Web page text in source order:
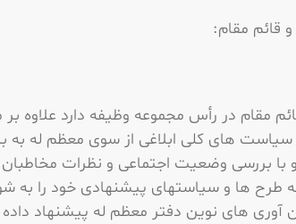
قائم مقام:
مقام در رأس مجموعه وظیفه دارد علاوه
سیاست های کلی ابلاغی از سوی معظم له به
با بررسی وضعیت اجتماعی و نظرات مخاطبان
طرح ها و سیاستهای پیشنهادی خود را به
آوری های نوین دفتر معظم له پیشنهاد داده